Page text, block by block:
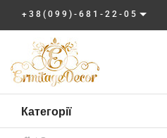
+38(099)-681-22-05
Категорії